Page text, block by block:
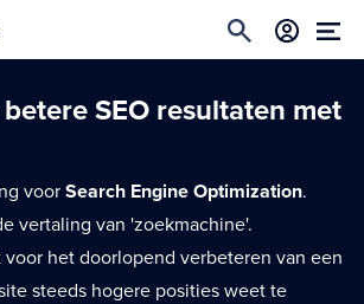
SEO resultaten met
voor Search Engine Optimization.
vertaling van 'zoekmachine'.
het doorlopend verbeteren van een
steeds hogere posities weet te